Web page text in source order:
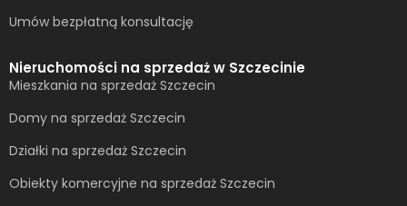
Umów bezpłatną konsultację​
Nieruchomości na sprzedaż w Szczecinie
Mieszkania na sprzedaż Szczecin
Domy na sprzedaż Szczecin
Działki na sprzedaż Szczecin
Obiekty komercyjne na sprzedaż Szczecin